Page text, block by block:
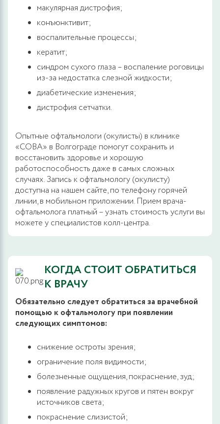
макулярная дистрофия;
конъюнктивит;
воспалительные процессы;
кератит;
синдром сухого глаза – воспаление роговицы
из-за недостатка слезной жидкости;
диабетические изменения;
дистрофия сетчатки.
Опытные офтальмологи (окулисты) в клинике
«СОВА» в Волгограде помогут сохранить и
восстановить здоровье и хорошую
работоспособность даже в самых сложных
случаях. Запись к офтальмологу (окулисту)
доступна на нашем сайте, по телефону горячей
линии, в мобильном приложении. Прием врача-
офтальмолога платный – узнать стоимость услуги вы
можете у специалистов колл-центра.
КОГДА СТОИТ ОБРАТИТЬСЯ
К ВРАЧУ
Обязательно следует обратиться за врачебной
помощью к офтальмологу при появлении
следующих симптомов:
снижение остроты зрения;
ограничение поля видимости;
болезненные ощущения, покраснение, зуд;
появление радужных кругов и пятен вокруг
источников света;
покраснение слизистой;